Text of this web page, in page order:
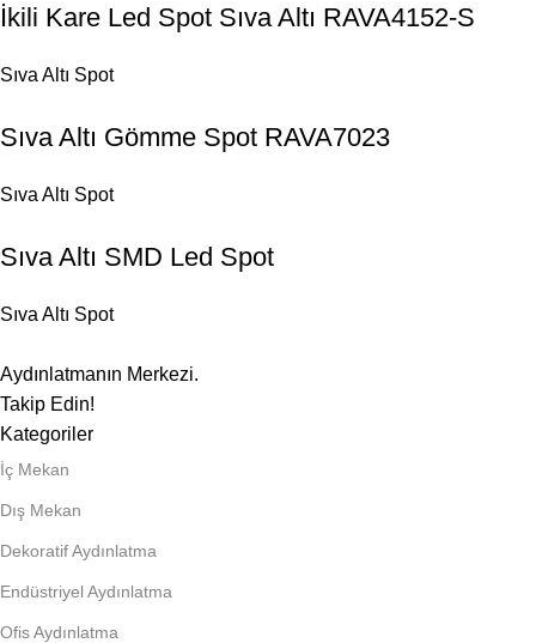
İkili Kare Led Spot Sıva Altı RAVA4152-S
Sıva Altı Spot
Sıva Altı Gömme Spot RAVA7023
Sıva Altı Spot
Sıva Altı SMD Led Spot
Sıva Altı Spot
Aydınlatmanın Merkezi.
Takip Edin!
Kategoriler
İç Mekan
Dış Mekan
Dekoratif Aydınlatma
Endüstriyel Aydınlatma
Ofis Aydınlatma